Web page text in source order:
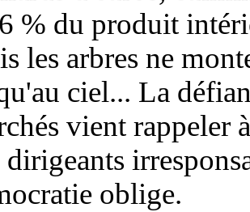
% du produit
les arbres ne
ciel... La
vient rappeler
dirigeants
oblige.